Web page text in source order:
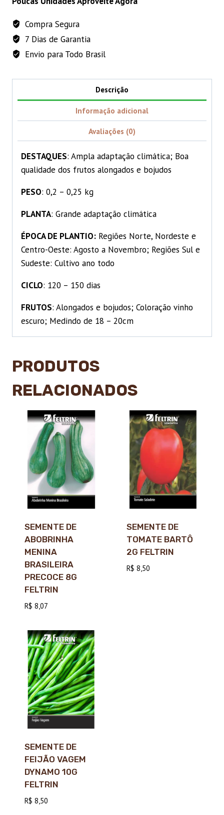
Feltrin
quantidade
Compra Segura
7 Dias de Garantia
Envio para Todo Brasil
Descrição
Informação adicional
Avaliações (0)
DESTAQUES: Ampla adaptação climática; Boa
qualidade dos frutos alongados e bojudos
PESO: 0,2 – 0,25 kg
PLANTA: Grande adaptação climática
ÉPOCA DE PLANTIO: Regiões Norte, Nordeste e
Centro-Oeste: Agosto a Novembro; Regiões Sul e
Sudeste: Cultivo ano todo
CICLO: 120 – 150 dias
FRUTOS: Alongados e bojudos; Coloração vinho
escuro; Medindo de 18 – 20cm
PRODUTOS
RELACIONADOS
SEMENTE DE
ABOBRINHA
MENINA
BRASILEIRA
PRECOCE 8G
FELTRIN
R$ 8,07
SEMENTE DE
TOMATE BARTÔ
2G FELTRIN
R$ 8,50
SEMENTE DE
FEIJÃO VAGEM
DYNAMO 10G
FELTRIN
R$ 8,50